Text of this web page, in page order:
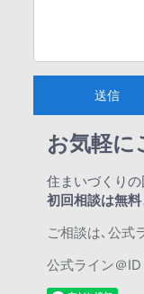
送信
お気軽に
住まいづくり
初回相談は無料
ご相談は､公式
公式ライン＠ID